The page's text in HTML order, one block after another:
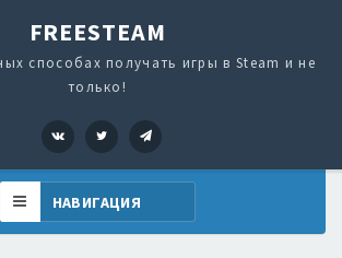
FREESTEAM
способах получать игры в Steam и не
только!
VK Twitter